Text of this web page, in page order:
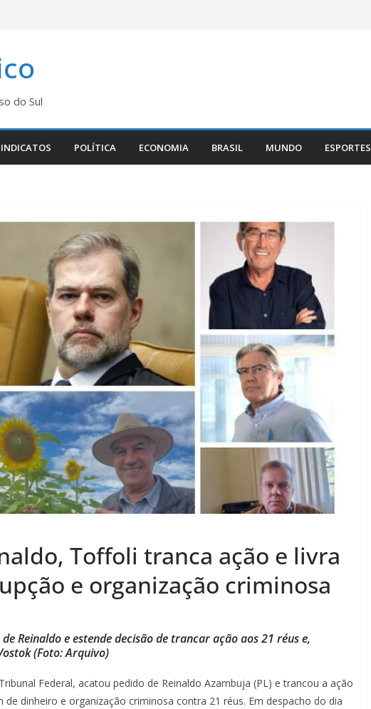
do Sul
POLÍTICA ECONOMIA BRASIL MUNDO ESPORTES
Toffoli tranca ação e livra
e organização criminosa
Reinaldo e estende decisão de trancar ação aos 21 réus e,
(Foto: Arquivo)
Federal, acatou pedido de Reinaldo Azambuja (PL) e trancou a ação
dinheiro e organização criminosa contra 21 réus. Em despacho do dia